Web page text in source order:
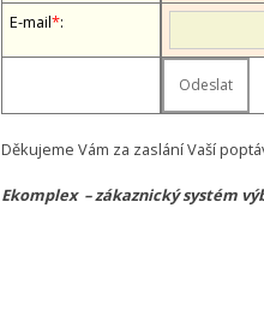
E-mail*:
Děkujeme Vám za zaslání Vaší
Ekomplex – zákaznický systém